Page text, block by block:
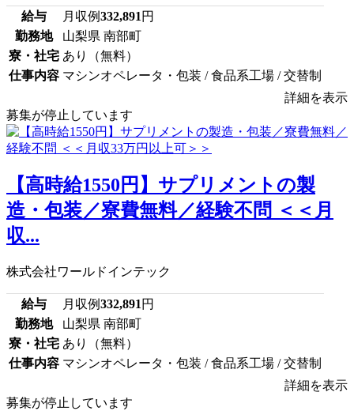
給与 月収例332,891 円
勤務地
山梨県 南部町
寮・社宅 あり（無料）
仕事内容 マシンオペレータ・包装 / 食品系工場 / 交替制
詳細を表示
募集が停止しています
【高時給1550円】サプリメントの製
造・包装／寮費無料／経験不問 ＜＜月
収...
株式会社ワールドインテック
給与 月収例332,891 円
勤務地
山梨県 南部町
寮・社宅 あり（無料）
仕事内容 マシンオペレータ・包装 / 食品系工場 / 交替制
詳細を表示
募集が停止しています